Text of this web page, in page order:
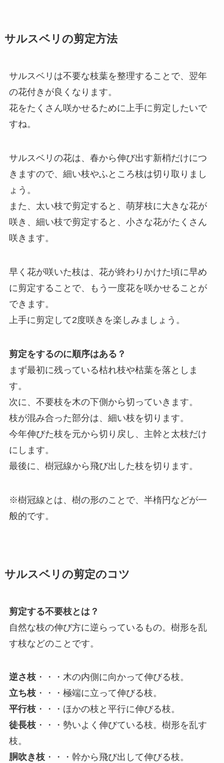
サルスベリの剪定方法
サルスベリは不要な枝葉を整理することで、翌年
の花付きが良くなります。
花をたくさん咲かせるために上手に剪定したいで
すね。
サルスベリの花は、春から伸び出す新梢だけにつ
きますので、細い枝やふところ枝は切り取りまし
ょう。
また、太い枝で剪定すると、萌芽枝に大きな花が
咲き、細い枝で剪定すると、小さな花がたくさん
咲きます。
早く花が咲いた枝は、花が終わりかけた頃に早め
に剪定することで、もう一度花を咲かせることが
できます。
上手に剪定して2度咲きを楽しみましょう。
剪定をするのに順序はある？
まず最初に残っている枯れ枝や枯葉を落としま
す。
次に、不要枝を木の下側から切っていきます。
枝が混み合った部分は、細い枝を切ります。
今年伸びた枝を元から切り戻し、主幹と太枝だけ
にします。
最後に、樹冠線から飛び出した枝を切ります。
※樹冠線とは、樹の形のことで、半楕円などが一
般的です。
サルスベリの剪定のコツ
剪定する不要枝とは？
自然な枝の伸び方に逆らっているもの。樹形を乱
す枝などのことです。
逆さ枝・・・木の内側に向かって伸びる枝。
立ち枝・・・極端に立って伸びる枝。
平行枝・・・ほかの枝と平行に伸びる枝。
徒長枝・・・勢いよく伸びている枝。樹形を乱す
枝。
胴吹き枝・・・幹から飛び出して伸びる枝。